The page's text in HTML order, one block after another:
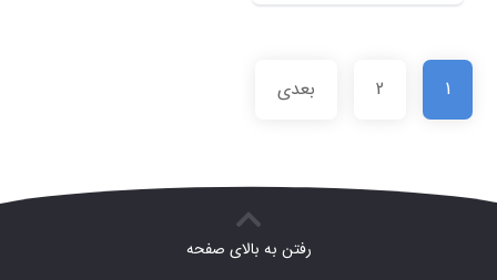
1
2 بعدی
رفتن به بالای صفحه